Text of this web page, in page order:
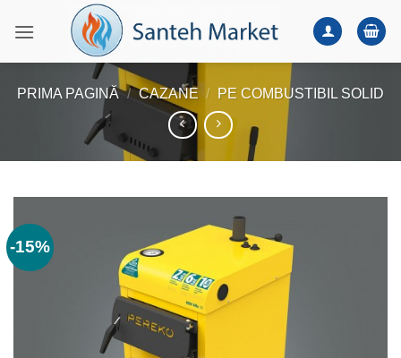
PRIMA PAGINĂ / CAZANE / PE COMBUSTIBIL SOLID
-15%